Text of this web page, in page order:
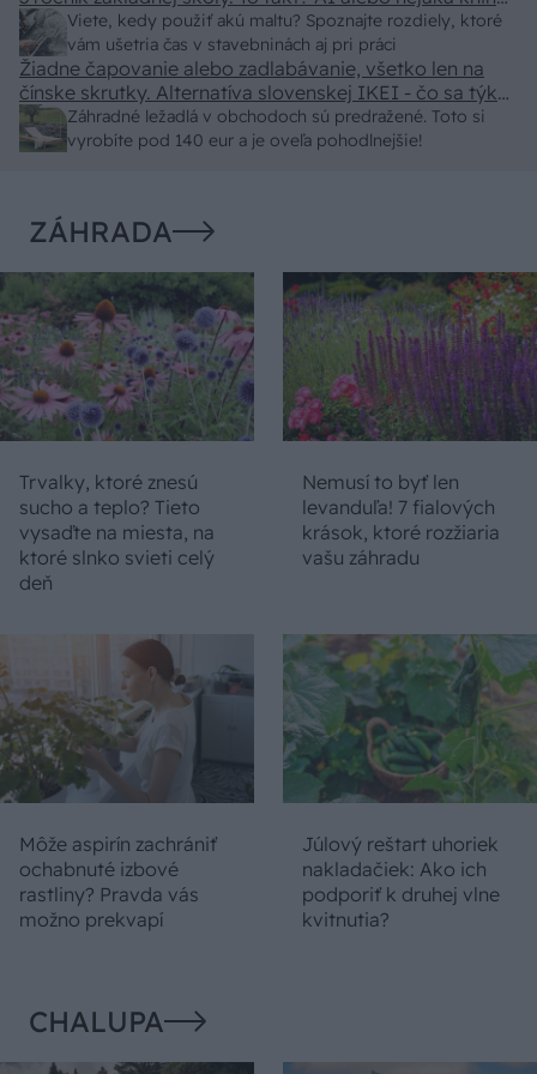
Viete, kedy použiť akú maltu? Spoznajte rozdiely, ktoré
vám ušetria čas v stavebninách aj pri práci
z VŠ? Dnešné rychlotvrdnuce malty - pevnosť 40 Mpa a
doba schnutia tak 15 minut , k tomu vodotesné s
kryštálikou. A rozdiel - schnutie a zretie. Nič?
Záhradné ležadlá v obchodoch sú predražené. Toto si
vyrobíte pod 140 eur a je oveľa pohodlnejšie!
Žiadne čapovanie alebo zadlabávanie, všetko len na
čínske skrutky. Alternatíva slovenskej IKEI - čo sa týka
pevnosti. Autor si nedal veľa námahy s remeselným
spracovaním, škoda. No lepšie než ten odpad z DTD
ZÁHRADA
Trvalky, ktoré znesú
sucho a teplo? Tieto
vysaďte na miesta, na
ktoré slnko svieti celý
deň
Nemusí to byť len
levanduľa! 7 fialových
krások, ktoré rozžiaria
vašu záhradu
Môže aspirín zachrániť
ochabnuté izbové
rastliny? Pravda vás
možno prekvapí
Júlový reštart uhoriek
nakladačiek: Ako ich
podporiť k druhej vlne
kvitnutia?
CHALUPA